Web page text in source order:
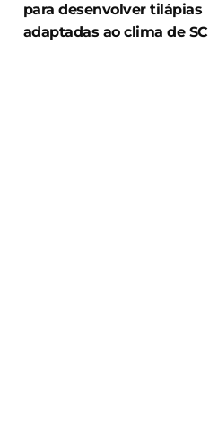
para desenvolver tilápias
adaptadas ao clima de SC